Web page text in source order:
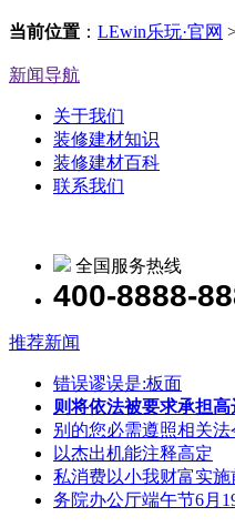
当前位置 ： LEwin乐玩·官网
新闻导航
关于我们
装修建材知识
装修建材百科
联系我们
全国服务热线
400-8888-
推荐新闻
错误谬误是:板面
则将依法被要求承担
别的您必需遵照相关
以杰出机能注释高定
私消费以小我财富实施
务院办公厅端午节6月